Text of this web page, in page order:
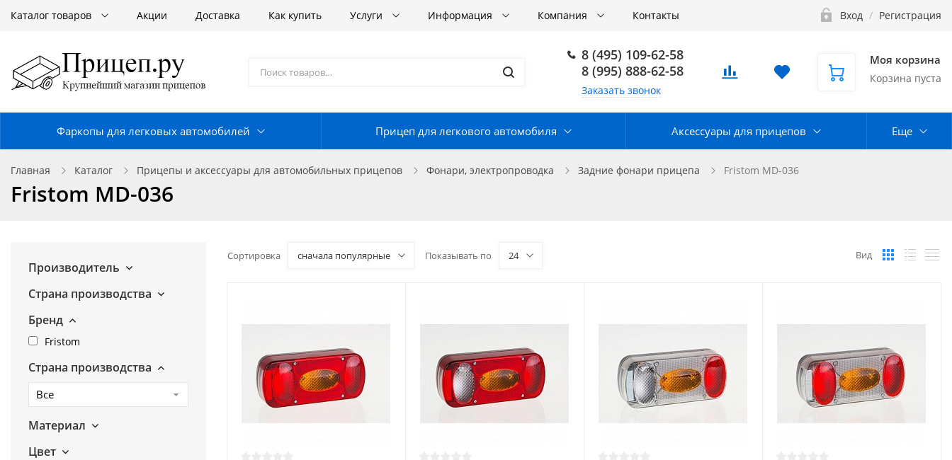
Каталог товаров Акции Доставка Как купить Услуги Информация Компания Контакты Вход / Регистрация
8 (495) 109-62-58
8 (995) 888-62-58
Заказать звонок
Моя корзина
Корзина пуста
Фаркопы для легковых автомобилей Прицеп для легкового автомобиля Аксессуары для прицепов Еще
Главная Каталог Прицепы и аксессуары для автомобильных прицепов Фонари, электропроводка Задние фонари прицепа Fristom MD-036
Fristom MD-036
Производитель
Страна производства
Бренд
Fristom
Страна производства
Все
Материал
Цвет
Сортировка сначала популярные Показывать по 24 Вид